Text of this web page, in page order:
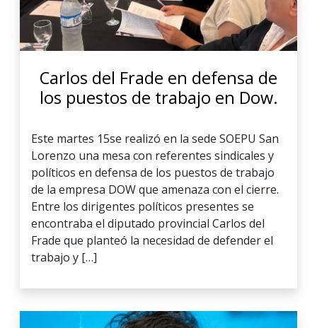
Carlos del Frade en defensa de
los puestos de trabajo en Dow.
Este martes 15se realizó en la sede SOEPU San
Lorenzo una mesa con referentes sindicales y
políticos en defensa de los puestos de trabajo
de la empresa DOW que amenaza con el cierre.
Entre los dirigentes políticos presentes se
encontraba el diputado provincial Carlos del
Frade que planteó la necesidad de defender el
trabajo y […]